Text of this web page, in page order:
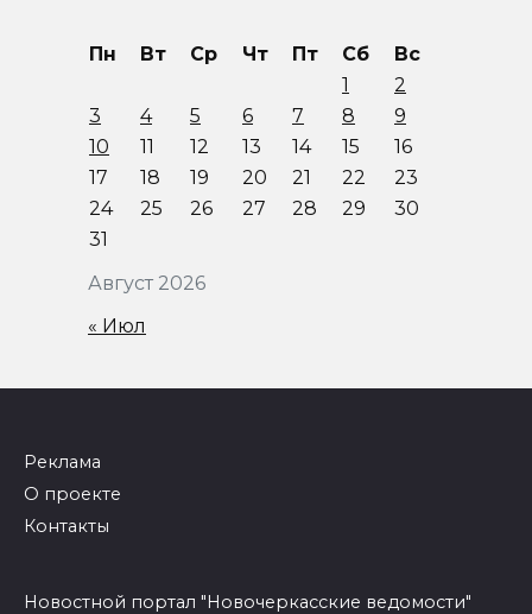
Август 2026
Пн Вт Ср Чт Пт Сб
Вс
1
2
3
4 5 6 7 8
9
10
11 12 13 14 15
16
17
18 19 20 21 22
23
24
25 26 27 28 29
30
31
« Июл
Реклама
О проекте
Контакты
Новостной портал "Новочеркасские ведомости"